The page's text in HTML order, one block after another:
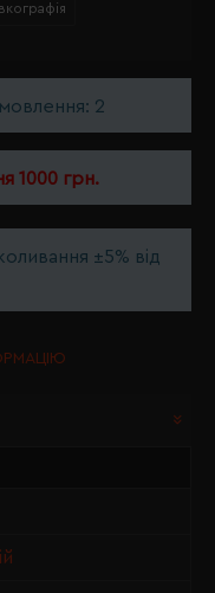
2
1000 грн.
±5% від